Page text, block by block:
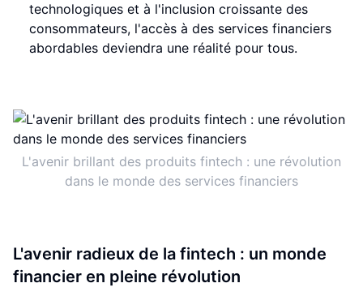
technologiques et à l'inclusion croissante des
consommateurs, l'accès à des services financiers
abordables deviendra une réalité pour tous.
L'avenir brillant des produits fintech : une révolution
dans le monde des services financiers
L'avenir radieux de la fintech : un monde
financier en pleine révolution